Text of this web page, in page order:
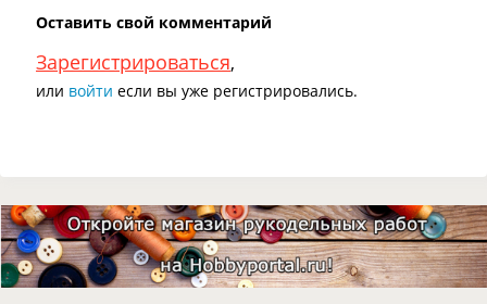
Оставить свой комментарий
Зарегистрироваться,
или войти если вы уже регистрировались.